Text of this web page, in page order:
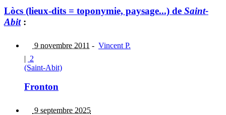
Lòcs (lieux-dits = toponymie, paysage...) de Saint-
Abit:
9 novembre 2011 - Vincent P.
| 2
(Saint-Abit)
Fronton
9 septembre 2025